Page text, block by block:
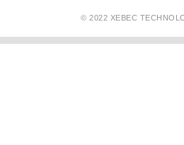
© 2022 XEBEC